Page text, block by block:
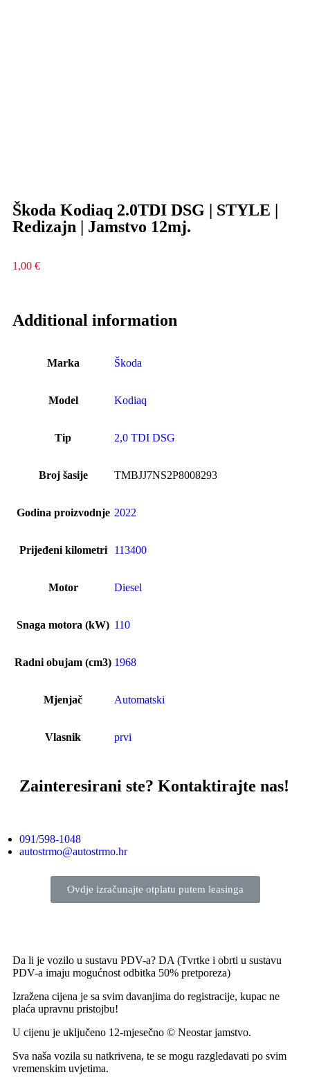
Škoda Kodiaq 2.0TDI DSG | STYLE |
Redizajn | Jamstvo 12mj.
1,00 €
Additional information
Marka Škoda
Model Kodiaq
Tip 2,0 TDI DSG
Broj šasije TMBJJ7NS2P8008293
Godina proizvodnje 2022
Prijeđeni kilometri 113400
Motor Diesel
Snaga motora (kW) 110
Radni obujam (cm3) 1968
Mjenjač Automatski
Vlasnik prvi
Zainteresirani ste? Kontaktirajte nas!
091/598-1048
autostrmo@autostrmo.hr
Ovdje izračunajte otplatu putem leasinga
Da li je vozilo u sustavu PDV-a? DA (Tvrtke i obrti u sustavu
PDV-a imaju mogućnost odbitka 50% pretporeza)
Izražena cijena je sa svim davanjima do registracije, kupac ne
plaća upravnu pristojbu!
U cijenu je uključeno 12-mjesečno © Neostar jamstvo.
Sva naša vozila su natkrivena, te se mogu razgledavati po svim
vremenskim uvjetima.